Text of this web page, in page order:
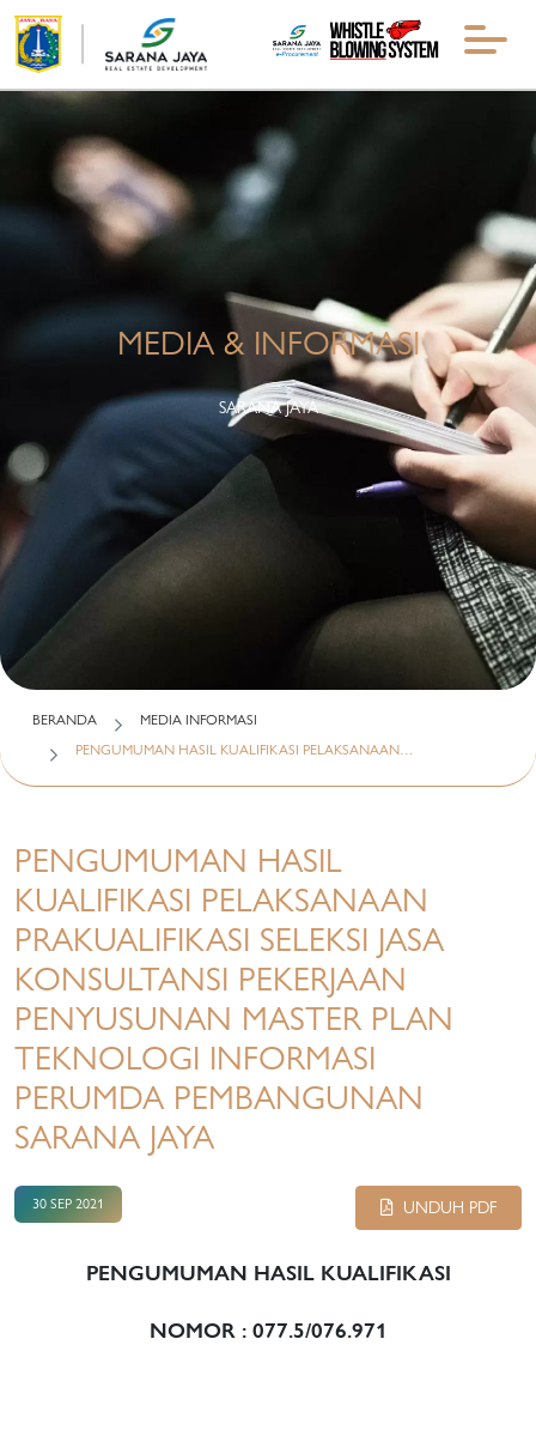
MEDIA & INFORMASI
SARANA JAYA
BERANDA
MEDIA INFORMASI
PENGUMUMAN HASIL KUALIFIKASI PELAKSANAAN…
PENGUMUMAN HASIL
KUALIFIKASI PELAKSANAAN
PRAKUALIFIKASI SELEKSI JASA
KONSULTANSI PEKERJAAN
PENYUSUNAN MASTER PLAN
TEKNOLOGI INFORMASI
PERUMDA PEMBANGUNAN
SARANA JAYA
30 SEP 2021 UNDUH PDF
PENGUMUMAN HASIL KUALIFIKASI
NOMOR : 077.5/076.971